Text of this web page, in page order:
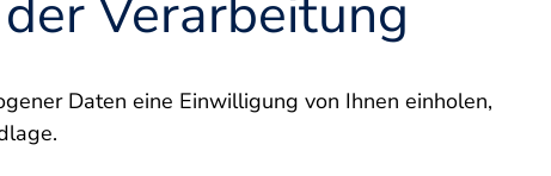
Verarbeitung
Daten eine Einwilligung von Ihnen einholen,